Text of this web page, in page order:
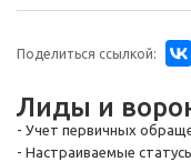
Поделиться ссылкой:
Лиды и
- Учет первичных
- Настраиваемые